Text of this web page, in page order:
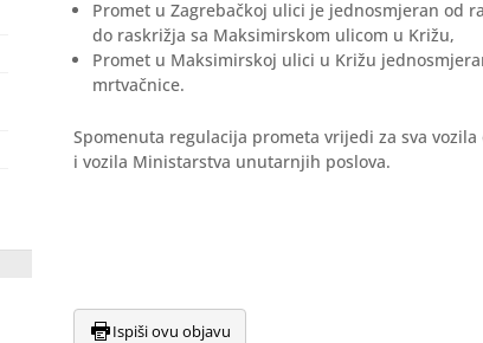
Promet u Zagrebačkoj ulici je jednosmjeran od
do raskrižja sa Maksimirskom ulicom u Križu,
Promet u Maksimirskoj ulici u Križu
mrtvačnice.
Spomenuta regulacija prometa vrijedi za sva
i vozila Ministarstva unutarnjih poslova.
Ispiši ovu objavu